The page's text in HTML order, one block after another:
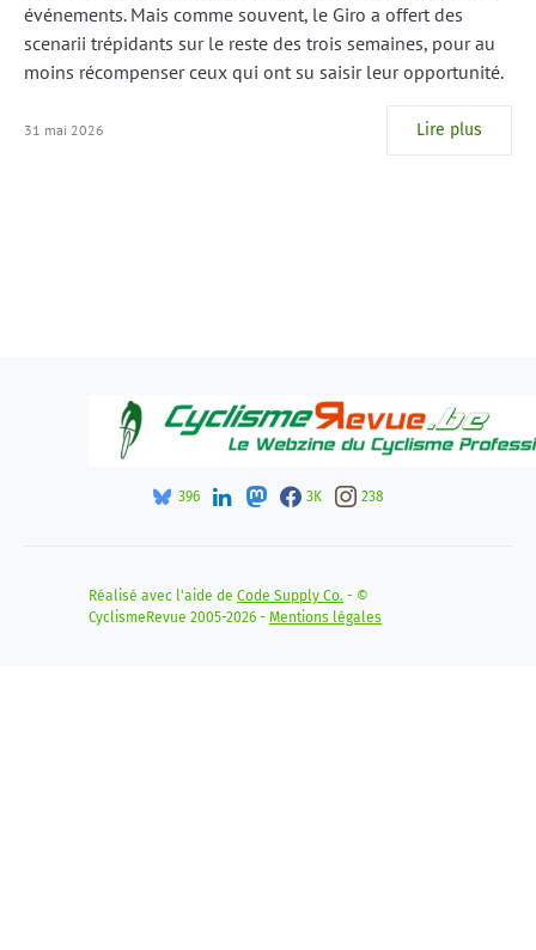
événements. Mais comme souvent, le Giro a offert des
scenarii trépidants sur le reste des trois semaines, pour au
moins récompenser ceux qui ont su saisir leur opportunité.
31 mai 2026 Lire plus
396 3K 238
Réalisé avec l'aide de Code Supply Co. - ©
CyclismeRevue 2005-2026 - Mentions légales